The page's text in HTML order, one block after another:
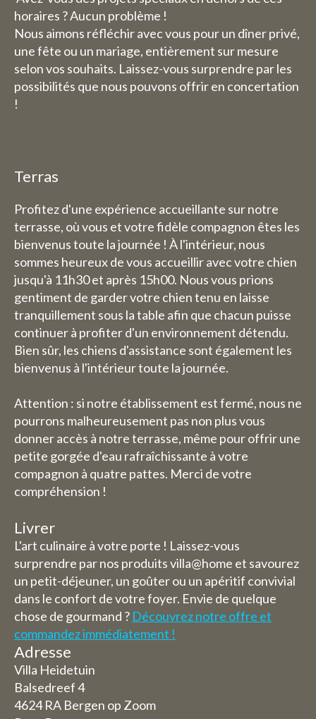
horaires ? Aucun problème !
Nous aimons réfléchir avec vous pour un dîner privé,
une fête ou un mariage, entièrement sur mesure
selon vos souhaits. Laissez-vous surprendre par les
possibilités que nous pouvons offrir en concertation
!
Terras
Profitez d'une expérience accueillante sur notre
terrasse, où vous et votre fidèle compagnon êtes les
bienvenus toute la journée ! À l'intérieur, nous
sommes heureux de vous accueillir avec votre chien
jusqu'à 11h30 et après 15h00. Nous vous prions
gentiment de garder votre chien tenu en laisse
tranquillement sous la table afin que chacun puisse
continuer à profiter d'un environnement détendu.
Bien sûr, les chiens d'assistance sont également les
bienvenus à l'intérieur toute la journée.
Attention : si notre établissement est fermé, nous ne
pourrons malheureusement pas non plus vous
donner accès à notre terrasse, même pour offrir une
petite gorgée d'eau rafraîchissante à votre
compagnon à quatre pattes. Merci de votre
compréhension !
Livrer
L'art culinaire à votre porte ! Laissez-vous
surprendre par nos produits villa@home et savourez
un petit-déjeuner, un goûter ou un apéritif convivial
dans le confort de votre foyer. Envie de quelque
chose de gourmand ? Découvrez notre offre et
commandez immédiatement !
Adresse
Villa Heidetuin
Balsedreef 4
4624 RA Bergen op Zoom
dimanche 1er août, nous serons
heureux de vous accueillir de
9h00 à 17h30.
La semaine du 3 au 9 août, nous
serons entièrement fermés (y
nous serons également fermés
pour les nuitées.